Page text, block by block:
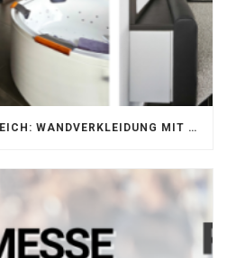
AKUSTIK IM SPA-BEREICH: WANDVERKLEIDUNG MIT SILENTPROTECT CORE